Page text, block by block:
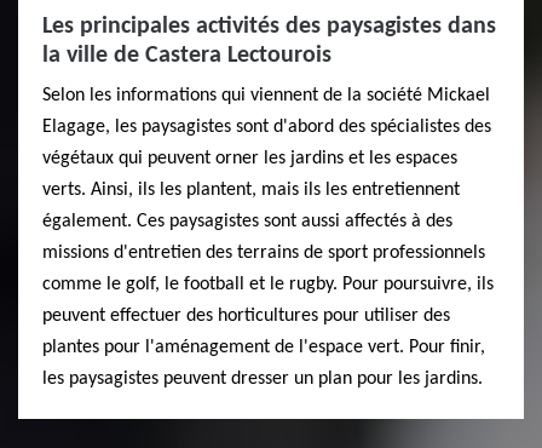
Les principales activités des paysagistes dans
la ville de Castera Lectourois
Selon les informations qui viennent de la société Mickael
Elagage, les paysagistes sont d'abord des spécialistes des
végétaux qui peuvent orner les jardins et les espaces
verts. Ainsi, ils les plantent, mais ils les entretiennent
également. Ces paysagistes sont aussi affectés à des
missions d'entretien des terrains de sport professionnels
comme le golf, le football et le rugby. Pour poursuivre, ils
peuvent effectuer des horticultures pour utiliser des
plantes pour l'aménagement de l'espace vert. Pour finir,
les paysagistes peuvent dresser un plan pour les jardins.